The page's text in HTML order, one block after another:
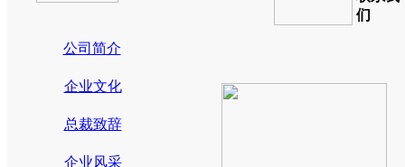
公司简介
企业文化
总裁致辞
企业风采
们